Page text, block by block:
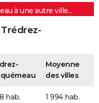
à une autre ville...
Moyenne
des villes
hab. 1 994 hab.